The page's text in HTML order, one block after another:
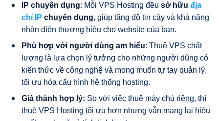
IP chuyên dụng: Mỗi VPS Hosting đều sở hữu địa
chỉ IP chuyên dụng, giúp tăng độ tin cậy và khả năng
nhận diện thương hiệu cho website của bạn.
Phù hợp với người dùng am hiểu: Thuê VPS chất
lượng là lựa chọn lý tưởng cho những người dùng có
kiến thức về công nghệ và mong muốn tự tay quản lý,
tối ưu hóa cấu hình hệ thống hosting.
Giá thành hợp lý: So với việc thuê máy chủ riêng, thì
thuê VPS Hosting tối ưu hơn nhưng vẫn mang lại hiệu